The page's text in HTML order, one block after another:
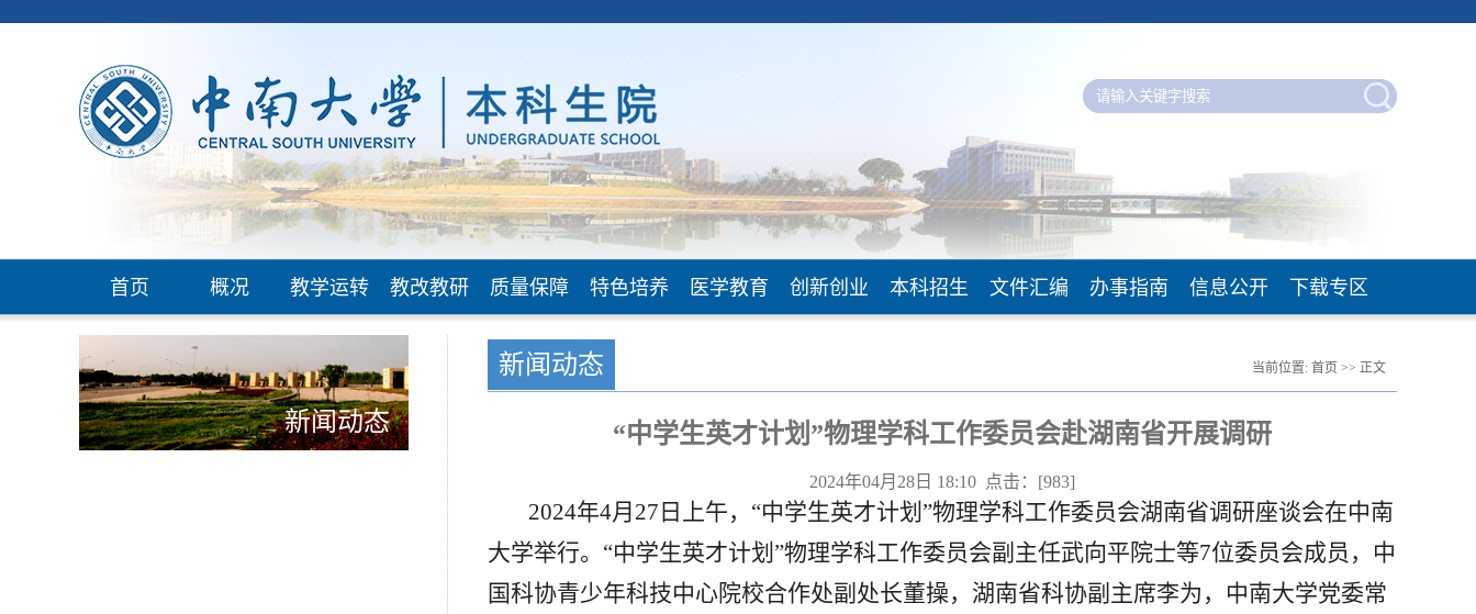
首页 概况 教学运转 教改教研 质量保障 特色培养 医学教育 创新创业 本科招生 文件汇编 办事指南 信息公开 下载专区
新闻动态
新闻动态 当前位置: 首页 >> 正文
“中学生英才计划”物理学科工作委员会赴湖南省开展调研
2024年04月28日 18:10 点击：[983]
2024年4月27日上午，“中学生英才计划”物理学科工作委员会湖南省调研座谈会在中南
大学举行。“中学生英才计划”物理学科工作委员会副主任武向平院士等7位委员会成员，中
国科协青少年科技中心院校合作处副处长董操，湖南省科协副主席李为，中南大学党委常